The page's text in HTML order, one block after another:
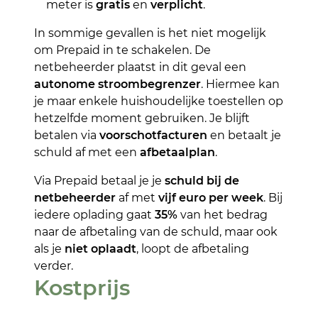
meter is gratis en verplicht.
In sommige gevallen is het niet mogelijk
om Prepaid in te schakelen. De
netbeheerder plaatst in dit geval een
autonome stroombegrenzer. Hiermee kan
je maar enkele huishoudelijke toestellen op
hetzelfde moment gebruiken. Je blijft
betalen via voorschotfacturen en betaalt je
schuld af met een afbetaalplan.
Via Prepaid betaal je je schuld bij de
netbeheerder af met vijf euro per week. Bij
iedere oplading gaat 35% van het bedrag
naar de afbetaling van de schuld, maar ook
als je niet oplaadt, loopt de afbetaling
verder.
Kostprijs